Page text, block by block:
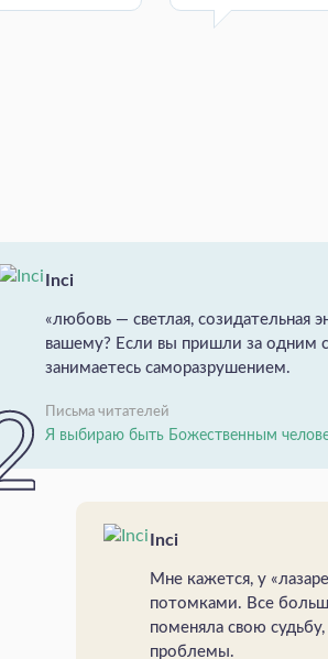
Inci
«любовь — светлая, созидательная
вашему? Если вы пришли за одним
занимаетесь саморазрушением.
Письма читателей
Я выбираю быть Божественным
Inci
Мне кажется, у
потомками. Все
поменяла свою
проблемы.